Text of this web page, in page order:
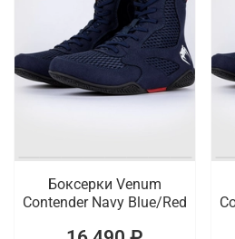
Боксерки Venum
Contender Navy Blue/Red